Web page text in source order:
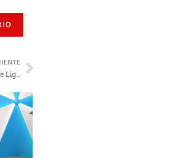
Confirmado: Arias Madrid pitará el derbi juvenil de Liga Nacional